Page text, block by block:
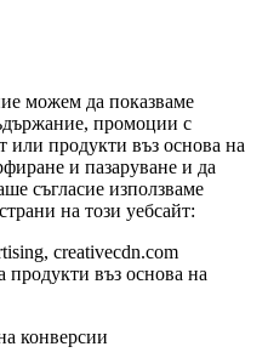
можем да показваме
промоции с
или продукти въз основа на
и пазаруване и да
съгласие използваме
на този уебсайт:
creativecdn.com
въз основа на
конверсии